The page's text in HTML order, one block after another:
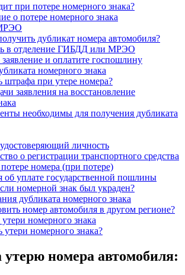
при потере номерного знака?
о потере номерного знака
дубликат номера автомобиля?
в отделение ГИБДД или МРЭО
заявление и оплатите госпошлину
номерного знака
штрафа при утере номера?
заявления на восстановление
необходимы для получения дубликата
личность
о регистрации транспортного средства
номера (при потере)
об уплате государственной пошлины
номерной знак был украден?
дубликата номерного знака
номер автомобиля в другом регионе?
номерного знака
утери номерного знака?
номера автомобиля: